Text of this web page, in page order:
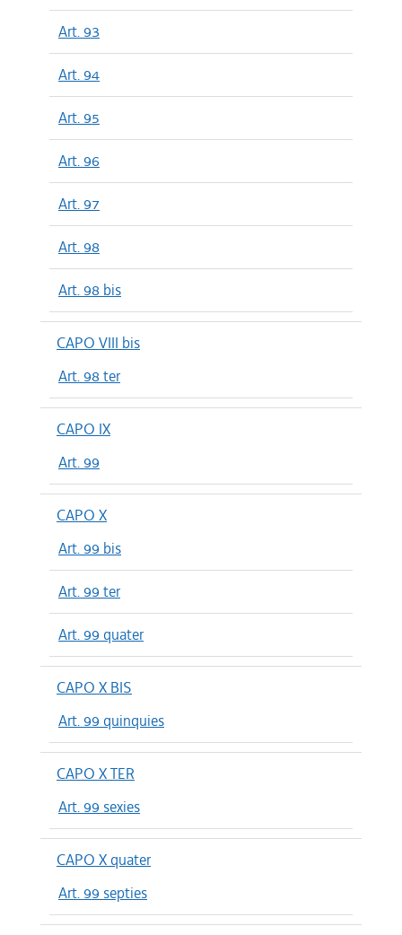
Art. 93
Art. 94
Art. 95
Art. 96
Art. 97
Art. 98
Art. 98 bis
CAPO VIII bis
Art. 98 ter
CAPO IX
Art. 99
CAPO X
Art. 99 bis
Art. 99 ter
Art. 99 quater
CAPO X BIS
Art. 99 quinquies
CAPO X TER
Art. 99 sexies
CAPO X quater
Art. 99 septies